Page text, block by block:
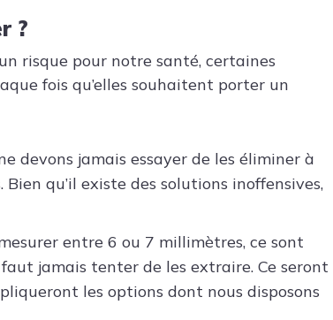
?
risque pour notre santé, certaines
fois qu’elles souhaitent porter un
devons jamais essayer de les éliminer à
qu’il existe des solutions inoffensives,
entre 6 ou 7 millimètres, ce sont
jamais tenter de les extraire. Ce seront
les options dont nous disposons